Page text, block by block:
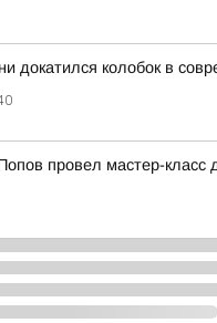
докатился колобок в
провел мастер-класс